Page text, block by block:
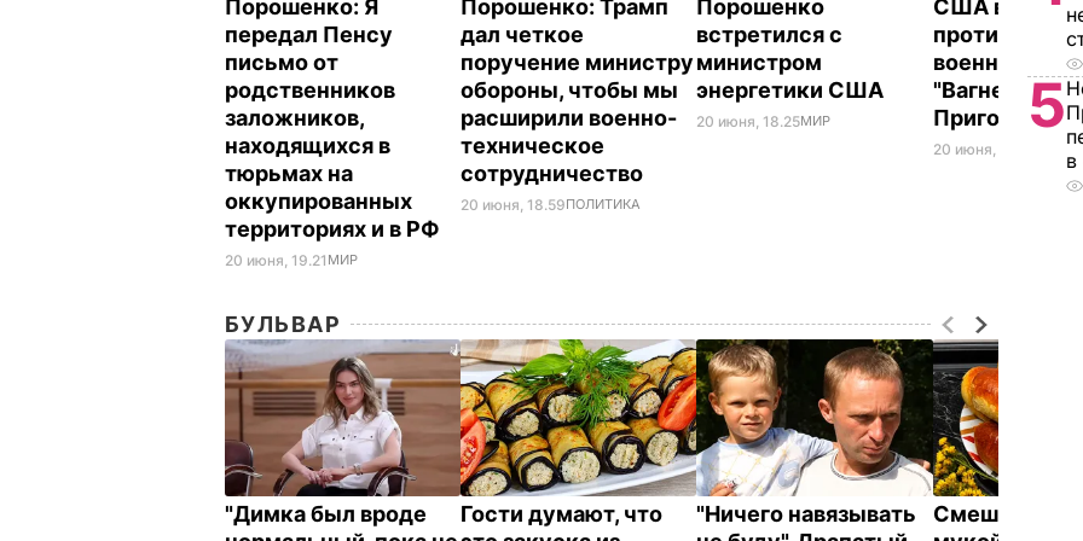
Порошенко: Я
передал Пенсу
письмо от
родственников
заложников,
находящихся в
тюрьмах на
оккупированных
территориях и в РФ
20 июня, 19.21 МИР
Порошенко: Трамп
дал четкое
поручение министру
обороны, чтобы мы
расширили военно-
техническое
сотрудничество
20 июня, 18.59ПОЛИТИКА
Порошенко
встретился с
министром
энергетики США
20 июня, 18.25МИР
США ввели
против
военной
"Вагнер" и
Пригожина
20 июня, 17.50
БУЛЬВАР
"Димка был вроде
Гости думают, что
"Ничего навязывать
Смешайте это
5
в